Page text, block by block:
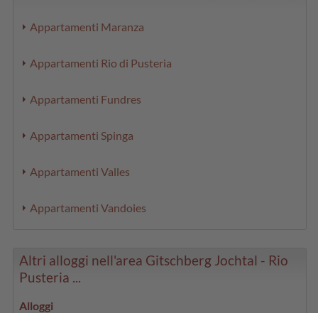
Appartamenti Maranza
Appartamenti Rio di Pusteria
Appartamenti Fundres
Appartamenti Spinga
Appartamenti Valles
Appartamenti Vandoies
Altri alloggi nell'area Gitschberg Jochtal - Rio
Pusteria ...
Alloggi